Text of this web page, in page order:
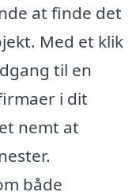
at finde det
Med et klik
til en
i dit
nemt at
både